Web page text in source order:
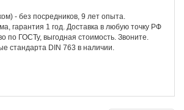
- без посредников, 9 лет опыта.
гарантия 1 год. Доставка в любую точку РФ
по ГОСТу, выгодная стоимость. Звоните.
стандарта DIN 763 в наличии.